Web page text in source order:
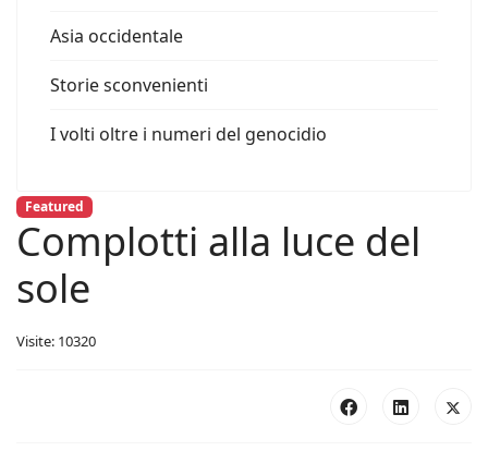
Asia occidentale
Storie sconvenienti
I volti oltre i numeri del genocidio
Featured
Complotti alla luce del
sole
Visite: 10320